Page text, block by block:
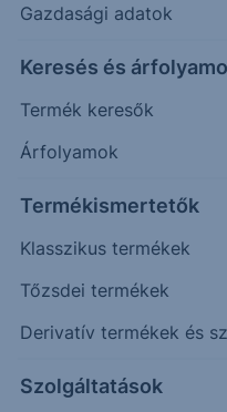
Gazdasági adatok
Keresés és
Termék keresők
Árfolyamok
Termékismertetők
Klasszikus termékek
Tőzsdei termékek
Derivatív termékek és
Szolgáltatások
részvények
befektető. Mindkét
összefüggést mutat a
aktuális helyzetével,
indikátorok alapján
Apple
Az
értékesítéséből